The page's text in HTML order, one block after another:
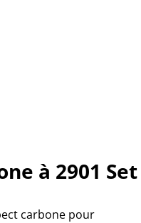
à 2901 Set
carbone pour